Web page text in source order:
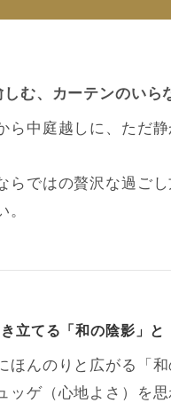
しむ、カーテンのいら
ら中庭越しに、ただ
らではの贅沢な過ご
。
立てる「和の陰影」と
ほんのりと広がる「和
ッゲ（心地よさ）を